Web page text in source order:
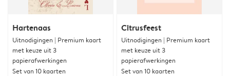
Hartenaas
Uitnodigingen | Premium kaart
met keuze uit 3
papierafwerkingen
Set van 10 kaarten
Citrusfeest
Uitnodigingen | Premium kaart
met keuze uit 3
papierafwerkingen
Set van 10 kaarten